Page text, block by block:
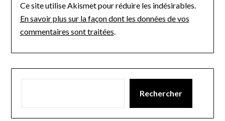
Ce site utilise Akismet pour réduire les indésirables.
En savoir plus sur la façon dont les données de vos
commentaires sont traitées.
Rechercher